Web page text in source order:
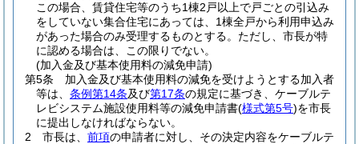
この場合、賃貸住宅等のうち1棟2戸以上で戸ごとの引込み
をしていない集合住宅にあっては、1棟全戸から利用申込み
があった場合のみ受理するものとする。 ただし、市長が特
に認める場合は、この限りでない。
(加入金及び基本使用料の減免申請)
第5条
加入金及び基本使用料の減免を受けようとする加入者
等は、 条例第14条及び第17条の規定に基づき、ケーブルテ
レビシステム施設使用料等の減免申請書(様式第5号)を市長
に提出しなければならない。
2
市長は、 前項の申請者に対し、その決定内容をケーブルテ